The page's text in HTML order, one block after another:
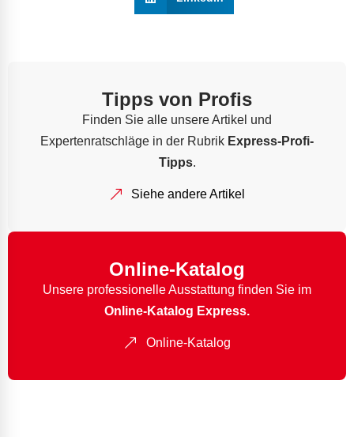
Tipps von Profis
Finden Sie alle unsere Artikel und
Expertenratschläge in der Rubrik Express-Profi-
Tipps.
Siehe andere Artikel
Online-Katalog
Unsere professionelle Ausstattung finden Sie im
Online-Katalog Express.
Online-Katalog